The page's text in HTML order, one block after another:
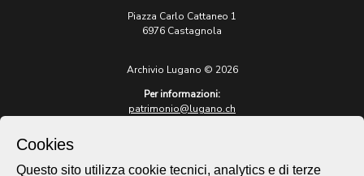
Piazza Carlo Cattaneo 1
6976 Castagnola
Archivio Lugano © 2026
Per informazioni:
patrimonio@lugano.ch
lugano.ch
Cookies
Questo sito utilizza cookie tecnici, analytics e di terze